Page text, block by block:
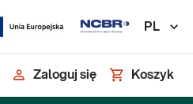
PL
Zaloguj się Koszyk